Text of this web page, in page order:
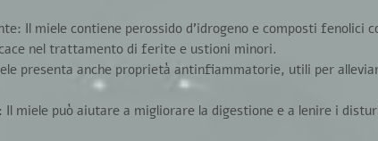
Il miele contiene perossido d’idrogeno e composti fenolici
nel trattamento di ferite e ustioni minori.
presenta anche proprietà antinfiammatorie, utili per
Il miele può aiutare a migliorare la digestione e a lenire i